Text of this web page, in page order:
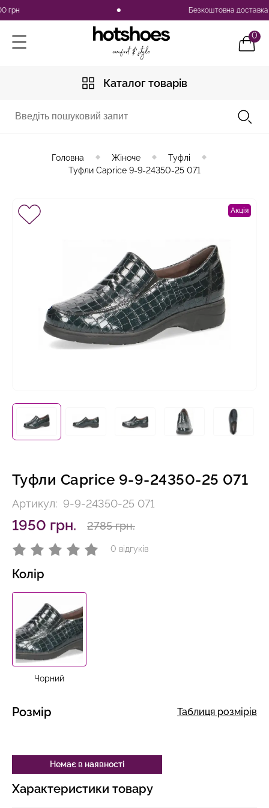
Безкоштовна доставка по
0
Каталог товарів
Головна Жіноче
Туфлі
Туфли Caprice 9-9-24350-25 071
Акція
Туфли Caprice 9-9-24350-25 071
Артикул: 9-9-24350-25 071
1950 грн. 2785 грн.
0 відгуків
Колір
Чорний
Розмір Таблиця розмірів
Немає в наявності
Характеристики товару